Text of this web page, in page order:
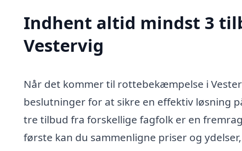
Indhent altid mindst 3
Vestervig
Når det kommer til rottebekæmpelse i
beslutninger for at sikre en effektiv løsning
tre tilbud fra forskellige fagfolk er en
første kan du sammenligne priser og